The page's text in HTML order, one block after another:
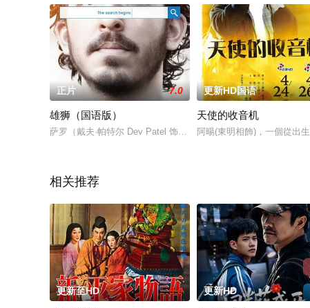
正片 7.0
雄狮（国语版）
萨罗（戴夫·帕特尔 Dev Patel 饰）和妹妹、哥哥以及母亲过着
更新HD国语
天使的收音机
阿暘(東明相飾)，一個從出
相关推荐
更新至HD 9.0 更新HD